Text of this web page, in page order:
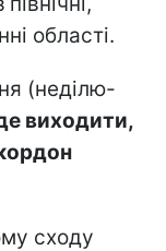
області.
(неділю-
виходити,
сходу